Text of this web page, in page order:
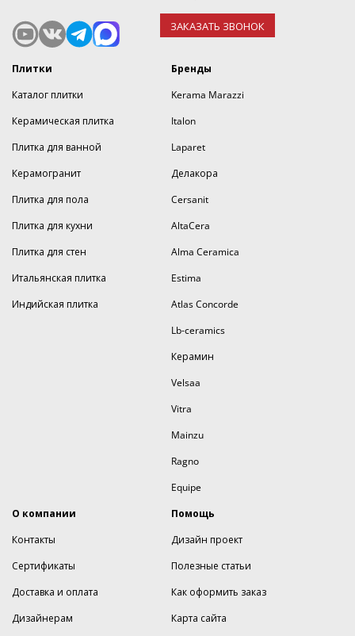
ЗАКАЗАТЬ ЗВОНОК
Плитки
Каталог плитки
Керамическая плитка
Плитка для ванной
Керамогранит
Плитка для пола
Плитка для кухни
Плитка для стен
Итальянская плитка
Индийская плитка
Бренды
Kerama Marazzi
Italon
Laparet
Делакора
Cersanit
AltaCera
Alma Ceramica
Estima
Atlas Concorde
Lb-ceramics
Керамин
Velsaa
Vitra
Mainzu
Ragno
Equipe
О компании
Контакты
Сертификаты
Доставка и оплата
Дизайнерам
Помощь
Дизайн проект
Полезные статьи
Как оформить заказ
Карта сайта